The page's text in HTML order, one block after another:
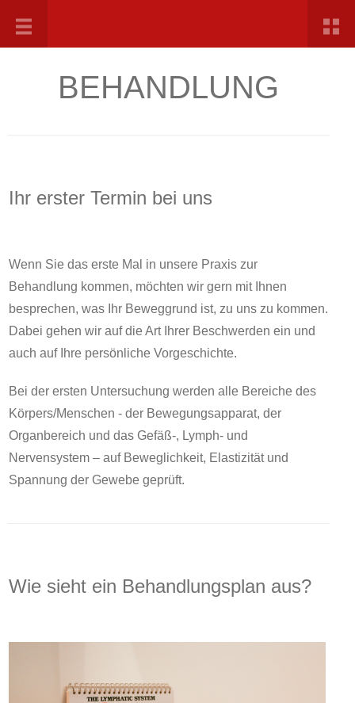
BEHANDLUNG
Ihr erster Termin bei uns
Wenn Sie das erste Mal in unsere Praxis zur
Behandlung kommen, möchten wir gern mit Ihnen
besprechen, was Ihr Beweggrund ist, zu uns zu kommen.
Dabei gehen wir auf die Art Ihrer Beschwerden ein und
auch auf Ihre persönliche Vorgeschichte.
Bei der ersten Untersuchung werden alle Bereiche des
Körpers/Menschen - der Bewegungsapparat, der
Organbereich und das Gefäß-, Lymph- und
Nervensystem – auf Beweglichkeit, Elastizität und
Spannung der Gewebe geprüft.
Wie sieht ein Behandlungsplan aus?